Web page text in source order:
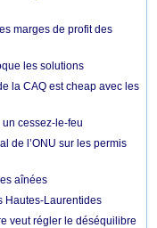
marges de profit des
les solutions
la CAQ est cheap avec les
cessez-le-feu
de l’ONU sur les permis
aînées
Hautes-Laurentides
veut régler le déséquilibre